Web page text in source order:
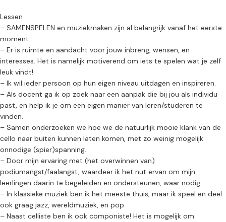
Lessen
– SAMENSPELEN en muziekmaken zijn al belangrijk vanaf het eerste
moment.
– Er is ruimte en aandacht voor jouw inbreng, wensen, en
interesses. Het is namelijk motiverend om iets te spelen wat je zelf
leuk vindt!
– Ik wil ieder persoon op hun eigen niveau uitdagen en inspireren.
– Als docent ga ik op zoek naar een aanpak die bij jou als individu
past, en help ik je om een eigen manier van leren/studeren te
vinden.
– Samen onderzoeken we hoe we de natuurlijk mooie klank van de
cello naar buiten kunnen laten komen, met zo weinig mogelijk
onnodige (spier)spanning.
– Door mijn ervaring met (het overwinnen van)
podiumangst/faalangst, waardeer ik het nut ervan om mijn
leerlingen daarin te begeleiden en ondersteunen, waar nodig.
– In klassieke muziek ben ik het meeste thuis, maar ik speel en deel
ook graag jazz, wereldmuziek, en pop.
– Naast celliste ben ik ook componiste! Het is mogelijk om